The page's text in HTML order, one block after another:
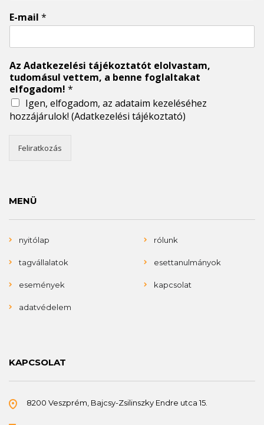
E-mail *
Az Adatkezelési tájékoztatót elolvastam,
tudomásul vettem, a benne foglaltakat
elfogadom! *
Igen, elfogadom, az adataim kezeléséhez
hozzájárulok! (Adatkezelési tájékoztató)
Feliratkozás
MENÜ
nyitólap rólunk
tagvállalatok esettanulmányok
események kapcsolat
adatvédelem
KAPCSOLAT
8200 Veszprém, Bajcsy-Zsilinszky Endre utca 15.